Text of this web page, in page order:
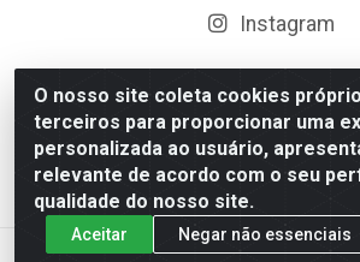
O nosso site coleta cookies
terceiros para proporcionar uma
personalizada ao usuário,
relevante de acordo com o seu
qualidade do nosso site.
Aceitar Negar não essenciais
Instagram
Distribuidora de Cosméticos Antoneto
km 87 - Industrial, Ipirá - BA,
10.984.107/0001-75